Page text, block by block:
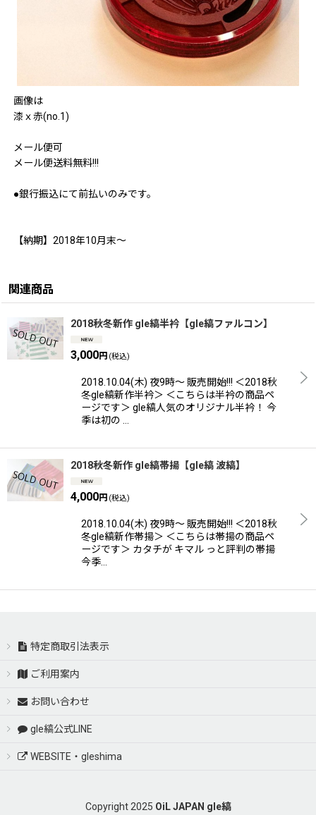
画像は
漆ｘ赤(no.1)
メール便可
メール便送料無料!!!
●銀行振込にて前払いのみです。
【納期】2018年10月末〜
関連商品
2018秋冬新作 gle縞半衿【gle縞ファルコン】
3,000円 (税込)
2018.10.04(木) 夜9時〜 販売開始!!! ＜2018秋
冬gle縞新作半衿＞ ＜こちらは半衿の商品ペ
ージです＞ gle縞人気のオリジナル半衿！ 今
季は初の …
2018秋冬新作 gle縞帯揚【gle縞 波縞】
4,000円 (税込)
2018.10.04(木) 夜9時〜 販売開始!!! ＜2018秋
冬gle縞新作帯揚＞ ＜こちらは帯揚の商品ペ
ージです＞ カタチが キマル っと評判の帯揚
今季…
特定商取引法表示
ご利用案内
お問い合わせ
gle縞公式LINE
WEBSITE・gleshima
Copyright 2025 OiL JAPAN gle縞